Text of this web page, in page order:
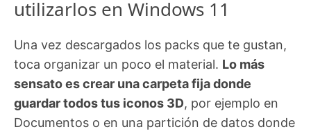
utilizarlos en Windows 11
Una vez descargados los packs que te gustan,
toca organizar un poco el material. Lo más
sensato es crear una carpeta fija donde
guardar todos tus iconos 3D, por ejemplo en
Documentos o en una partición de datos donde